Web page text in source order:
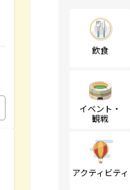
飲食
イベント・
観戦
アクティビティ